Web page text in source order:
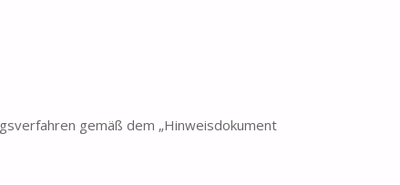
gemäß dem „Hinweisdokument